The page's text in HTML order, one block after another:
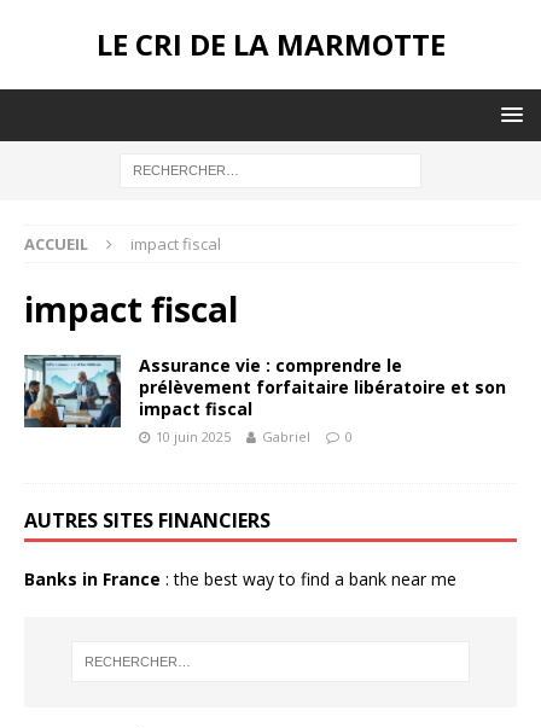
LE CRI DE LA MARMOTTE
ACCUEIL impact fiscal
impact fiscal
Assurance vie : comprendre le
prélèvement forfaitaire libératoire et son
impact fiscal
10 juin 2025 Gabriel 0
AUTRES SITES FINANCIERS
Banks in France : the best way to find a bank near me